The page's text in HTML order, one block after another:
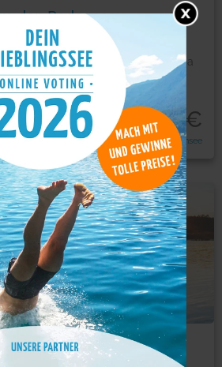
den Bodensee
einem überwältigenden Panorama
geraten. Hoch ragt der
p.P ab 605€
Radreise um den Bodensee
Ferienwohnung
Foto: © Novasol
direkt im Feriendorf